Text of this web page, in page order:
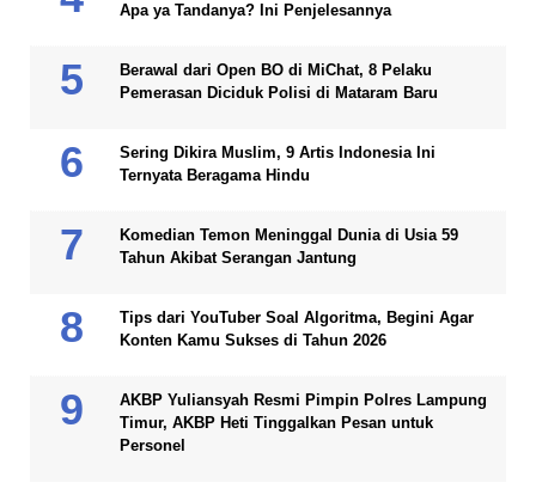
Apa ya Tandanya? Ini Penjelesannya
Berawal dari Open BO di MiChat, 8 Pelaku
Pemerasan Diciduk Polisi di Mataram Baru
Sering Dikira Muslim, 9 Artis Indonesia Ini
Ternyata Beragama Hindu
Komedian Temon Meninggal Dunia di Usia 59
Tahun Akibat Serangan Jantung
Tips dari YouTuber Soal Algoritma, Begini Agar
Konten Kamu Sukses di Tahun 2026
AKBP Yuliansyah Resmi Pimpin Polres Lampung
Timur, AKBP Heti Tinggalkan Pesan untuk
Personel